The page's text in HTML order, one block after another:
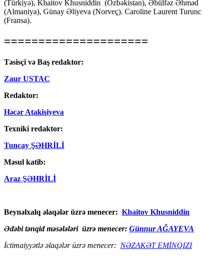
(Türkiyə), Khaitov Khusniddin (Özbəkistan), Əbülfəz Əhməd
(Almaniya), Günay Əliyeva (Norveç). Caroline Laurent Turunc
(Fransa).
=====================
Təsisçi və Baş redaktor:
Zaur USTAC
Redaktor:
Həcər Atakişiyeva
Texniki redaktor:
Tuncay ŞƏHRİLİ
Məsul katib:
Araz ŞƏHRİLİ
Beynəlxalq əlaqələr üzrə menecer: Khaitov Khusniddin
Ədəbi tənqid məsələləri üzrə menecer: Günnur AĞAYEVA
İctimaiyyətlə əlaqələr üzrə menecer: NƏZAKƏT EMİNQIZI